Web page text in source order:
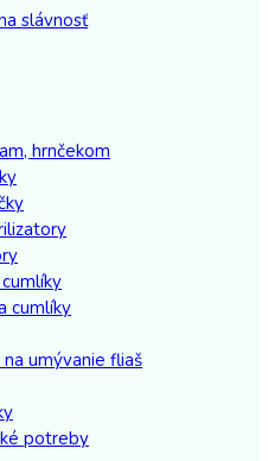
slávnosť
hrnčekom
cumlíky
umývanie fliaš
potreby